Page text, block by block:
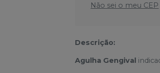
Não sei o meu CEP
Descrição:
Agulha Gengival